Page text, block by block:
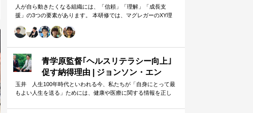
人が自ら動きたくなる組織には、「信頼」「理解」「成長支
援」の3つの要素があります。 本研修では、マグレガーのXY理
「人はなぜ動くのか」「どうすれば自ら動くようになるのか」
顧客対応の難航など）を、“人間理解”を通して紐解く実践型のプ
ログラムです。
青学原監督｢ヘルスリテラシー向上｣
促す納得理由 | ジョンソン・エン
ド・ジョンソン | 東洋経済オンライ
ン
玉井 人生100年時代といわれる今、私たちが「自身にとって最
もよい人生を送る」ためには、健康や医療に関する情報を正し